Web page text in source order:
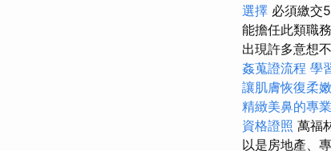
選擇 必須繳交
能擔任此類職
出現許多意想
姦蒐證流程 學
讓肌膚恢復柔
精緻美鼻的專
資格證照 萬福
以是房地產、